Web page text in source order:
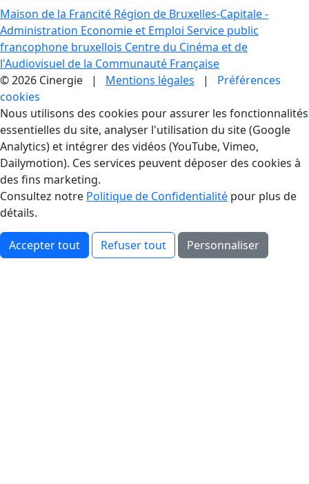
Maison de la Francité Région de Bruxelles-Capitale -
Administration Economie et Emploi Service public
francophone bruxellois Centre du Cinéma et de
l'Audiovisuel de la Communauté Française
© 2026 Cinergie | Mentions légales | Préférences
cookies
Gestion des Cookies
Nous utilisons des cookies pour assurer les fonctionnalités
essentielles du site, analyser l'utilisation du site (Google
Analytics) et intégrer des vidéos (YouTube, Vimeo,
Dailymotion). Ces services peuvent déposer des cookies à
des fins marketing.
Consultez notre Politique de Confidentialité pour plus de
détails.
Accepter tout Refuser tout Personnaliser